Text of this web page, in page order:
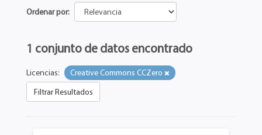
Ordenar por
1 conjunto de datos encontrado
Licencias:
Creative Commons CCZero
Filtrar Resultados